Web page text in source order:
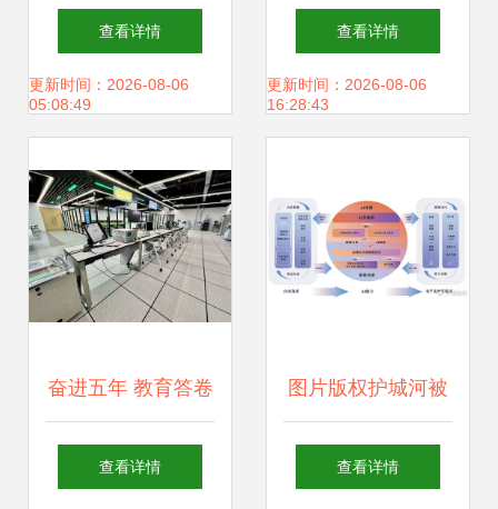
程 宠拍档亮相全国
服务消费季特色成
务引发关注
查看详情
更新时间：2026-08-06
05:08:49
阡视科技超节点系
统引领智算新纪元
查看详情
更新时间：2026-08-06
16:28:43
奋进五年 教育答卷
产教融合，锻造支
查看详情
图片版权护城河被
AI消解，视觉中国
查看详情